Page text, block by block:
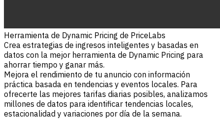
Herramienta de Dynamic Pricing de PriceLabs
Crea estrategias de ingresos inteligentes y basadas en
datos con la mejor herramienta de Dynamic Pricing para
ahorrar tiempo y ganar más.
Mejora el rendimiento de tu anuncio con información
práctica basada en tendencias y eventos locales. Para
ofrecerte las mejores tarifas diarias posibles, analizamos
millones de datos para identificar tendencias locales,
estacionalidad y variaciones por día de la semana.